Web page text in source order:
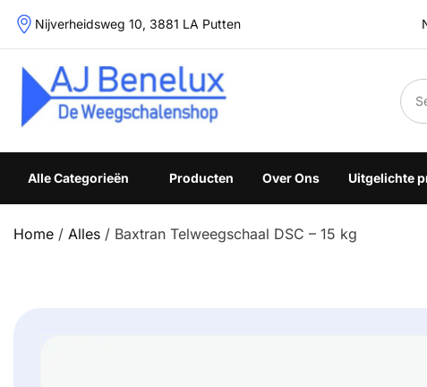
Skip
Nijverheidsweg 10, 3881 LA Putten
Weegschalenshop | Precisieweegschalen & Industriële
Alle Categorieën Producten Over Ons Uitgelichte
Home / Alles / Baxtran Telweegschaal DSC – 15 kg